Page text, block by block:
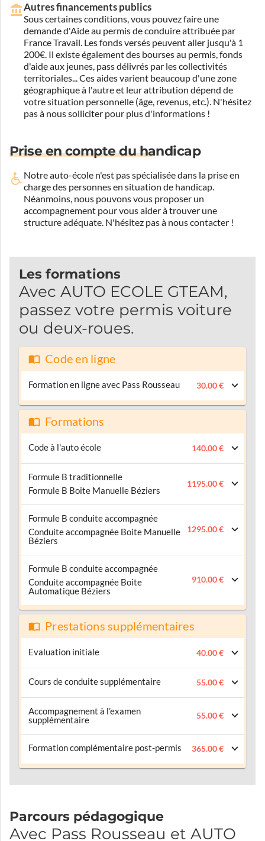
Autres financements publics
Sous certaines conditions, vous pouvez faire une
demande d'Aide au permis de conduire attribuée par
France Travail. Les fonds versés peuvent aller jusqu'à 1
200€. Il existe également des bourses au permis, fonds
d'aide aux jeunes, pass délivrés par les collectivités
territoriales... Ces aides varient beaucoup d'une zone
géographique à l'autre et leur attribution dépend de
votre situation personnelle (âge, revenus, etc.). N'hésitez
pas à nous solliciter pour plus d'informations !
Prise en compte du handicap
Notre auto-école n'est pas spécialisée dans la prise en
charge des personnes en situation de handicap.
Néanmoins, nous pouvons vous proposer un
accompagnement pour vous aider à trouver une
structure adéquate. N'hésitez pas à nous contacter !
Les formations
Avec AUTO ECOLE GTEAM,
passez votre permis voiture
ou deux-roues.
Code en ligne
Formation en ligne avec Pass Rousseau 30.00 €
Formations
Code à l'auto école 140.00 €
Formule B traditionnelle
Formule B Boite Manuelle Béziers
1195.00 €
Formule B conduite accompagnée
Conduite accompagnée Boite Manuelle
Béziers
1295.00 €
Formule B conduite accompagnée
Conduite accompagnée Boite
Automatique Béziers
910.00 €
Prestations supplémentaires
Evaluation initiale 40.00 €
Cours de conduite supplémentaire 55.00 €
Accompagnement à l’examen
supplémentaire
55.00 €
Formation complémentaire post-permis 365.00 €
Parcours pédagogique
Avec Pass Rousseau et AUTO